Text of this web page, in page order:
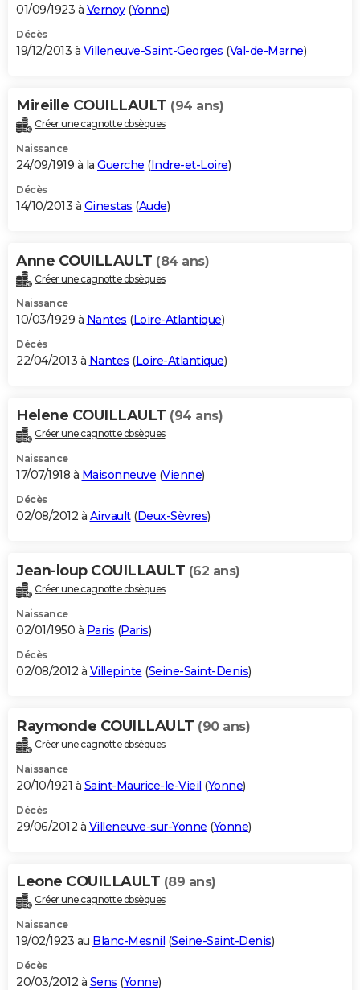
01/09/1923 à Vernoy(Yonne)
Décès
19/12/2013 à Villeneuve-Saint-Georges (Val-de-Marne)
Mireille COUILLAULT (94 ans)
Créer une cagnotte obsèques
Naissance
24/09/1919 à la Guerche (Indre-et-Loire)
Décès
14/10/2013 à Ginestas (Aude)
Anne COUILLAULT (84 ans)
Créer une cagnotte obsèques
Naissance
10/03/1929 à Nantes (Loire-Atlantique)
Décès
22/04/2013 à Nantes (Loire-Atlantique)
Helene COUILLAULT (94 ans)
Créer une cagnotte obsèques
Naissance
17/07/1918 à Maisonneuve (Vienne)
Décès
02/08/2012 à Airvault(Deux-Sèvres)
Jean-loup COUILLAULT (62 ans)
Créer une cagnotte obsèques
Naissance
02/01/1950 à Paris (Paris)
Décès
02/08/2012 à Villepinte (Seine-Saint-Denis)
Raymonde COUILLAULT (90 ans)
Créer une cagnotte obsèques
Naissance
20/10/1921 à Saint-Maurice-le-Vieil (Yonne)
Décès
29/06/2012 à Villeneuve-sur-Yonne (Yonne)
Leone COUILLAULT (89 ans)
Créer une cagnotte obsèques
Naissance
19/02/1923 au Blanc-Mesnil (Seine-Saint-Denis)
Décès
20/03/2012 à Sens (Yonne)